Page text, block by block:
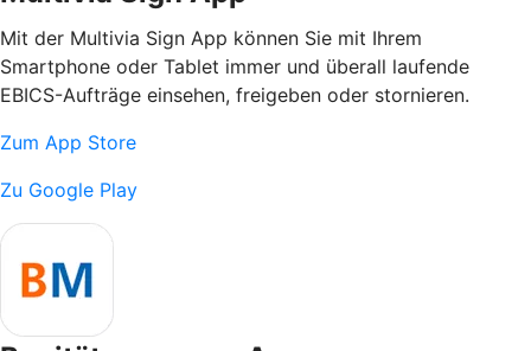
Mit der Multivia Sign App können Sie mit Ihrem
Smartphone oder Tablet immer und überall laufende
EBICS-Aufträge einsehen, freigeben oder stornieren.
Zum App Store
Zu Google Play